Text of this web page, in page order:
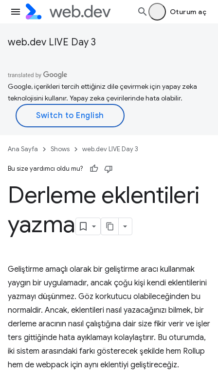
Oturum aç
web.dev LIVE Day 3
Google, içerikleri tercih ettiğiniz dile çevirmek için yapay zeka
teknolojisini kullanır. Yapay zeka çevirilerinde hata olabilir.
Ana Sayfa Shows web.dev LIVE Day 3
Bu size yardımcı oldu mu?
Derleme eklentileri
yazma
Geliştirme amaçlı olarak bir geliştirme aracı kullanmak
yaygın bir uygulamadır, ancak çoğu kişi kendi eklentilerini
yazmayı düşünmez. Göz korkutucu olabileceğinden bu
normaldir. Ancak, eklentileri nasıl yazacağınızı bilmek, bir
derleme aracının nasıl çalıştığına dair size fikir verir ve işler
ters gittiğinde hata ayıklamayı kolaylaştırır. Bu oturumda,
iki sistem arasındaki farkı gösterecek şekilde hem Rollup
hem de webpack için aynı eklentiyi geliştireceğiz.